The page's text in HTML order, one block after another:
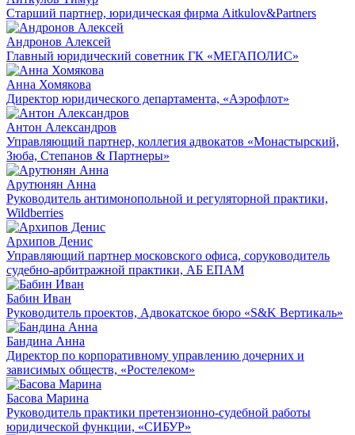
Старший партнер, юридическая фирма Aitkulov&Partners
Андронов Алексей
Главный юридический советник ГК «МЕГАПОЛИС»
Анна Хомякова
Директор юридического департамента, «Аэрофлот»
Антон Александров
Управляющий партнер, коллегия адвокатов «Монастырский,
Зюба, Степанов & Партнеры»
Арутюнян Анна
Руководитель антимонопольной и регуляторной практики,
Wildberries
Архипов Денис
Управляющий партнер московского офиса, соруководитель
судебно-арбитражной практики, АБ ЕПАМ
Бабин Иван
Руководитель проектов, Адвокатское бюро «S&K Вертикаль»
Бандина Анна
Директор по корпоративному управлению дочерних и
зависимых обществ, «Ростелеком»
Басова Марина
Руководитель практики претензионно-судебной работы
юридической функции, «СИБУР»